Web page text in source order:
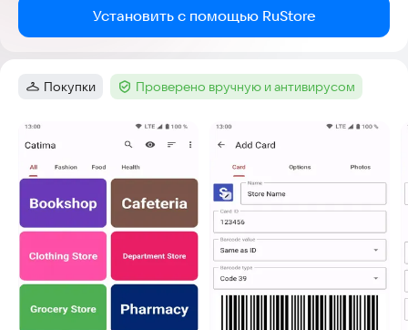
Установить с помощью RuStore
Категория:
Покупки Тег :Проверено вручную и антивирусом
Скриншоты